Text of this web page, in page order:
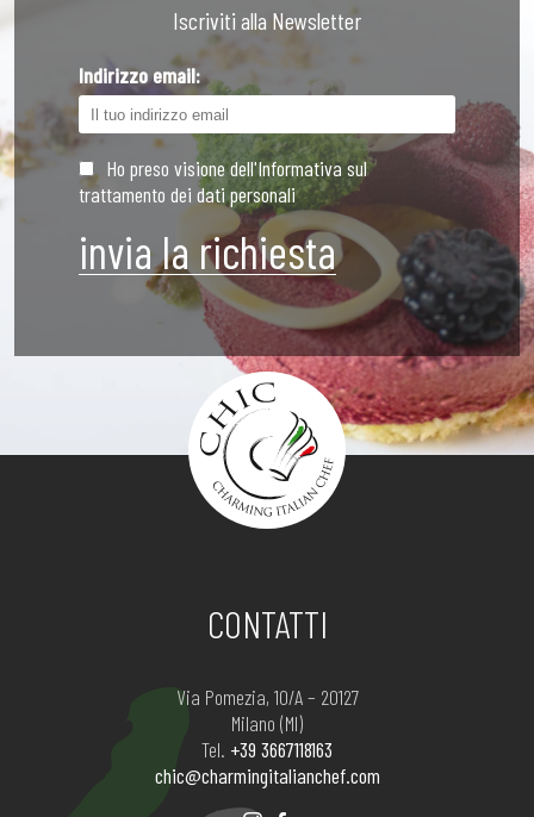
Iscriviti alla Newsletter
Indirizzo email:
Ho preso visione dell'Informativa sul
trattamento dei dati personali
CONTATTI
Via Pomezia, 10/A – 20127
Milano (MI)
Tel. +39 3667118163
chic@charmingitalianchef.com